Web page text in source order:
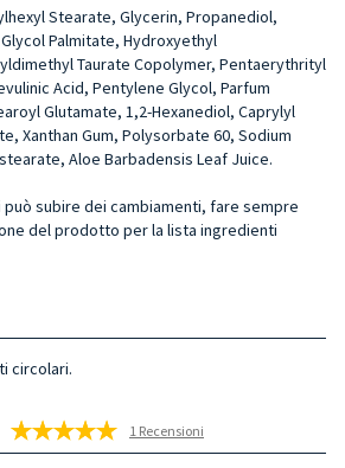
Stearate, Glycerin, Propanediol,
Palmitate, Hydroxyethyl
Taurate Copolymer, Pentaerythrityl
Acid, Pentylene Glycol, Parfum
Glutamate, 1,2-Hexanediol, Caprylyl
Xanthan Gum, Polysorbate 60, Sodium
Aloe Barbadensis Leaf Juice.
subire dei cambiamenti, fare sempre
del prodotto per la lista ingredienti
circolari.
1 Recensioni